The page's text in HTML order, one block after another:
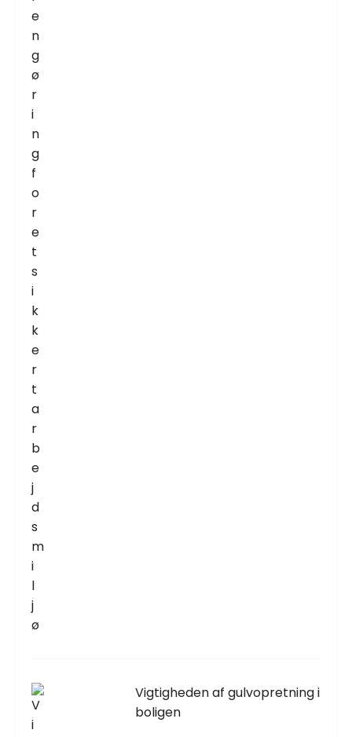
Vigtigheden af gulvopretning i
boligen